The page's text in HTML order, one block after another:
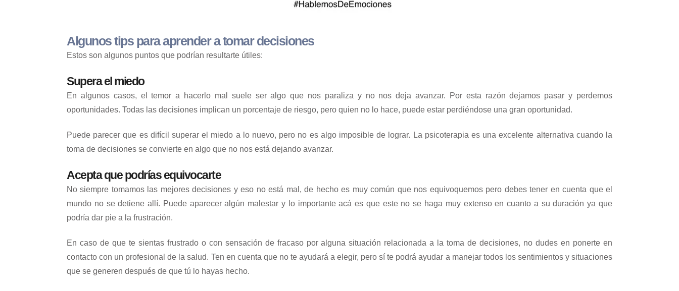
Algunos tips para aprender a tomar decisiones
Estos son algunos puntos que podrían resultarte útiles:
Supera el miedo
En algunos casos, el temor a hacerlo mal suele ser algo que nos paraliza y no nos deja avanzar. Por esta razón dejamos pasar y perdemos
oportunidades. Todas las decisiones implican un porcentaje de riesgo, pero quien no lo hace, puede estar perdiéndose una gran oportunidad.
Puede parecer que es difícil superar el miedo a lo nuevo, pero no es algo imposible de lograr. La psicoterapia es una excelente alternativa cuando la
toma de decisiones se convierte en algo que no nos está dejando avanzar.
Acepta que podrías equivocarte
No siempre tomamos las mejores decisiones y eso no está mal, de hecho es muy común que nos equivoquemos pero debes tener en cuenta que el
mundo no se detiene allí. Puede aparecer algún malestar y lo importante acá es que este no se haga muy extenso en cuanto a su duración ya que
podría dar pie a la frustración.
En caso de que te sientas frustrado o con sensación de fracaso por alguna situación relacionada a la toma de decisiones, no dudes en ponerte en
contacto con un profesional de la salud. Ten en cuenta que no te ayudará a elegir, pero sí te podrá ayudar a manejar todos los sentimientos y situaciones
que se generen después de que tú lo hayas hecho.